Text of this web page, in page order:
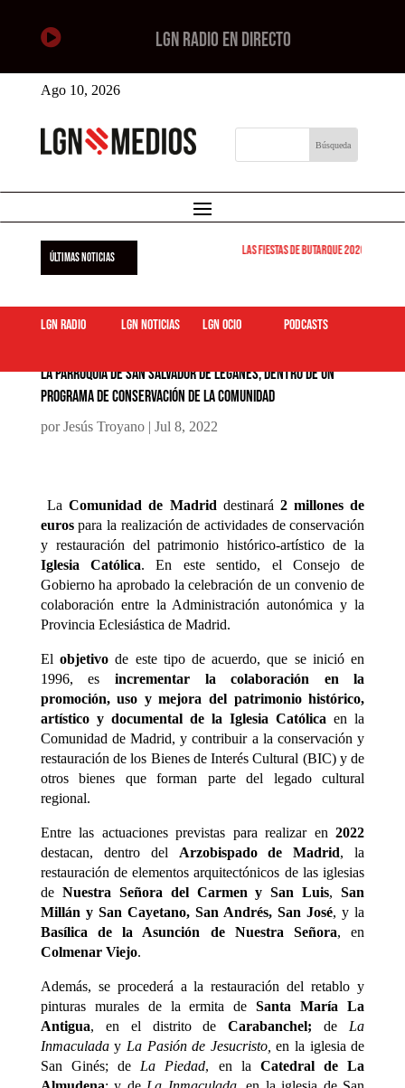
 LGN RADIO EN DIRECTO
Ago 10, 2026
ÚLTIMAS NOTICIAS Las Fiestas de Butarque 2026 arrancan
LGN Radio LGN Noticias LGN ocio podcasts
La Parroquia de San Salvador de Leganés, dentro de un
programa de conservación de la Comunidad
porJesús Troyano| Jul 8, 2022
LaComunidad de Madriddestinará 2 millones de
eurospara la realización de actividades de conservación
y restauración del patrimonio histórico-artístico de la
Iglesia Católica. En este sentido, el Consejo de
Gobierno ha aprobado la celebración de un convenio de
colaboración entre la Administración autonómica y la
Provincia Eclesiástica de Madrid.
Elobjetivo de este tipo de acuerdo, que se inició en
1996, es incrementar la colaboración en la
promoción, uso y mejora del patrimonio histórico,
artístico y documental de la Iglesia Católica en la
Comunidad de Madrid, y contribuir a la conservación y
restauración de los Bienes de Interés Cultural (BIC) y de
otros bienes que forman parte del legado cultural
regional.
Entre las actuaciones previstas para realizar en2022
destacan, dentro del Arzobispado de Madrid, la
restauración de elementos arquitectónicos de las iglesias
de Nuestra Señora del Carmen y San Luis, San
Millán y San Cayetano, San Andrés, San José, y la
Basílica de la Asunción de Nuestra Señora, en
Colmenar Viejo.
Además, se procederá a la restauración del retablo y
pinturas murales de la ermita deSanta María La
Antigua, en el distrito deCarabanchel; deLa
InmaculadayLa Pasión de Jesucristo,en la iglesia de
San Ginés; deLa Piedad, en la Catedral de La